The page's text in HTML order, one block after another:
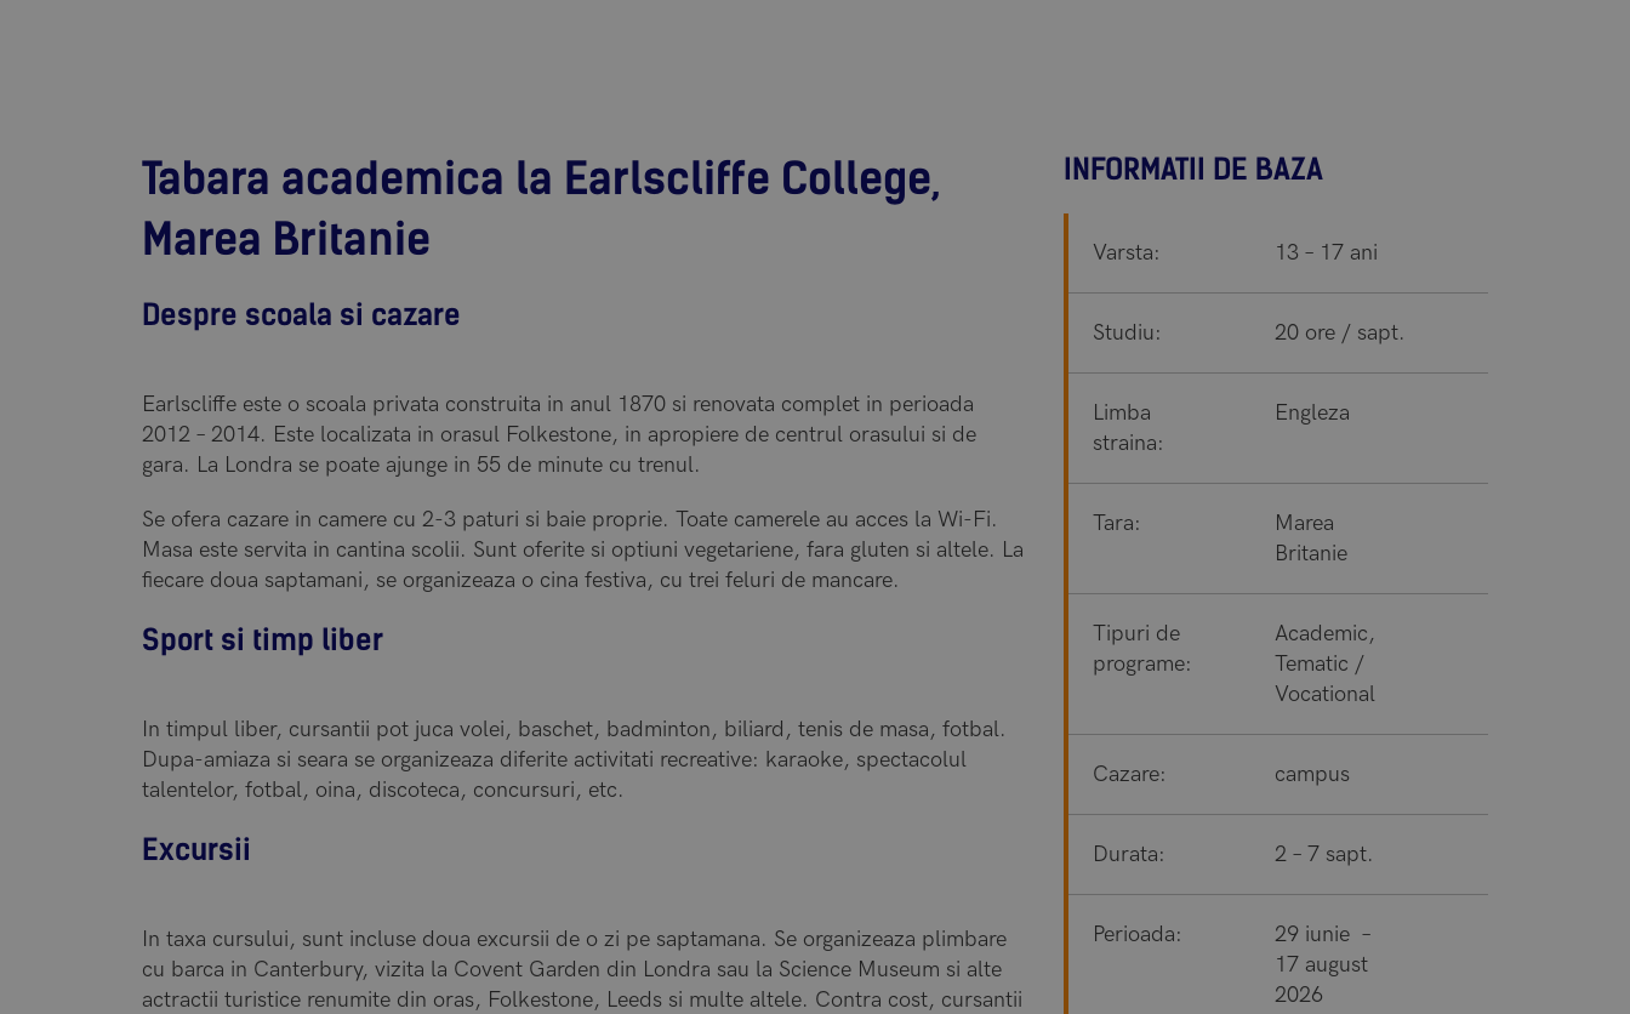
Tabara academica la Earlscliffe College,
Marea Britanie
Despre scoala si cazare
Earlscliffe este o scoala privata construita in anul 1870 si renovata complet in perioada
2012 – 2014. Este localizata in orasul Folkestone, in apropiere de centrul orasului si de
gara. La Londra se poate ajunge in 55 de minute cu trenul.
Se ofera cazare in camere cu 2-3 paturi si baie proprie. Toate camerele au acces la Wi-Fi.
Masa este servita in cantina scolii. Sunt oferite si optiuni vegetariene, fara gluten si altele. La
fiecare doua saptamani, se organizeaza o cina festiva, cu trei feluri de mancare.
Sport si timp liber
In timpul liber, cursantii pot juca volei, baschet, badminton, biliard, tenis de masa, fotbal.
Dupa-amiaza si seara se organizeaza diferite activitati recreative: karaoke, spectacolul
talentelor, fotbal, oina, discoteca, concursuri, etc.
Excursii
In taxa cursului, sunt incluse doua excursii de o zi pe saptamana. Se organizeaza plimbare
cu barca in Canterbury, vizita la Covent Garden din Londra sau la Science Museum si alte
actractii turistice renumite din oras, Folkestone, Leeds si multe altele. Contra cost, cursantii
INFORMATII DE BAZA
Varsta: 13 – 17 ani
Studiu: 20 ore / sapt.
Limba
straina:
Engleza
Tara:
Marea
Britanie
Tipuri de
programe:
Academic,
Tematic /
Vocational
Cazare: campus
Durata: 2 – 7 sapt.
Perioada:
29 iunie –
17 august
2026